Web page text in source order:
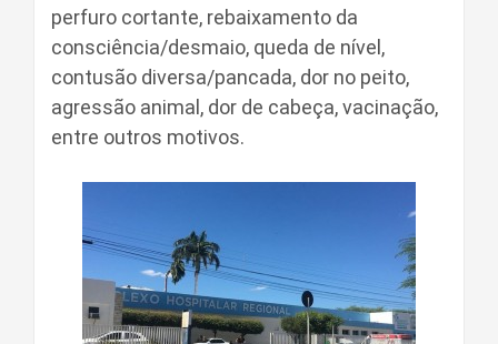
perfuro cortante, rebaixamento da
consciência/desmaio, queda de nível,
contusão diversa/pancada, dor no peito,
agressão animal, dor de cabeça, vacinação,
entre outros motivos.